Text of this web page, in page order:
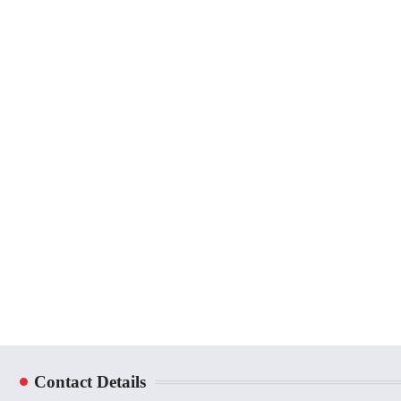
Contact Details